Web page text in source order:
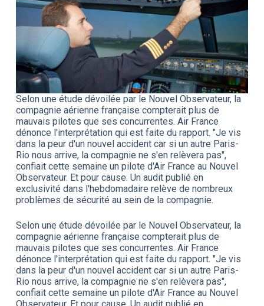
Selon une étude dévoilée par le Nouvel Observateur, la
compagnie aérienne française compterait plus de
mauvais pilotes que ses concurrentes. Air France
dénonce l'interprétation qui est faite du rapport. "Je vis
dans la peur d'un nouvel accident car si un autre Paris-
Rio nous arrive, la compagnie ne s'en relèvera pas",
confiait cette semaine un pilote d'Air France au Nouvel
Observateur. Et pour cause. Un audit publié en
exclusivité dans l'hebdomadaire relève de nombreux
problèmes de sécurité au sein de la compagnie.
Selon une étude dévoilée par le Nouvel Observateur, la
compagnie aérienne française compterait plus de
mauvais pilotes que ses concurrentes. Air France
dénonce l'interprétation qui est faite du rapport. "Je vis
dans la peur d'un nouvel accident car si un autre Paris-
Rio nous arrive, la compagnie ne s'en relèvera pas",
confiait cette semaine un pilote d'Air France au Nouvel